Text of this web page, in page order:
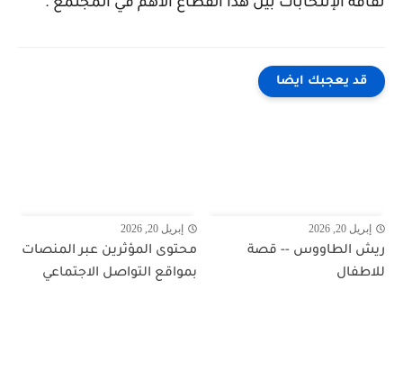
قد يعجبك ايضا
إبريل 20, 2026
ريش الطاووس -- قصة
للاطفال
إبريل 20, 2026
محتوى المؤثرين عبر المنصات
بمواقع التواصل الاجتماعي